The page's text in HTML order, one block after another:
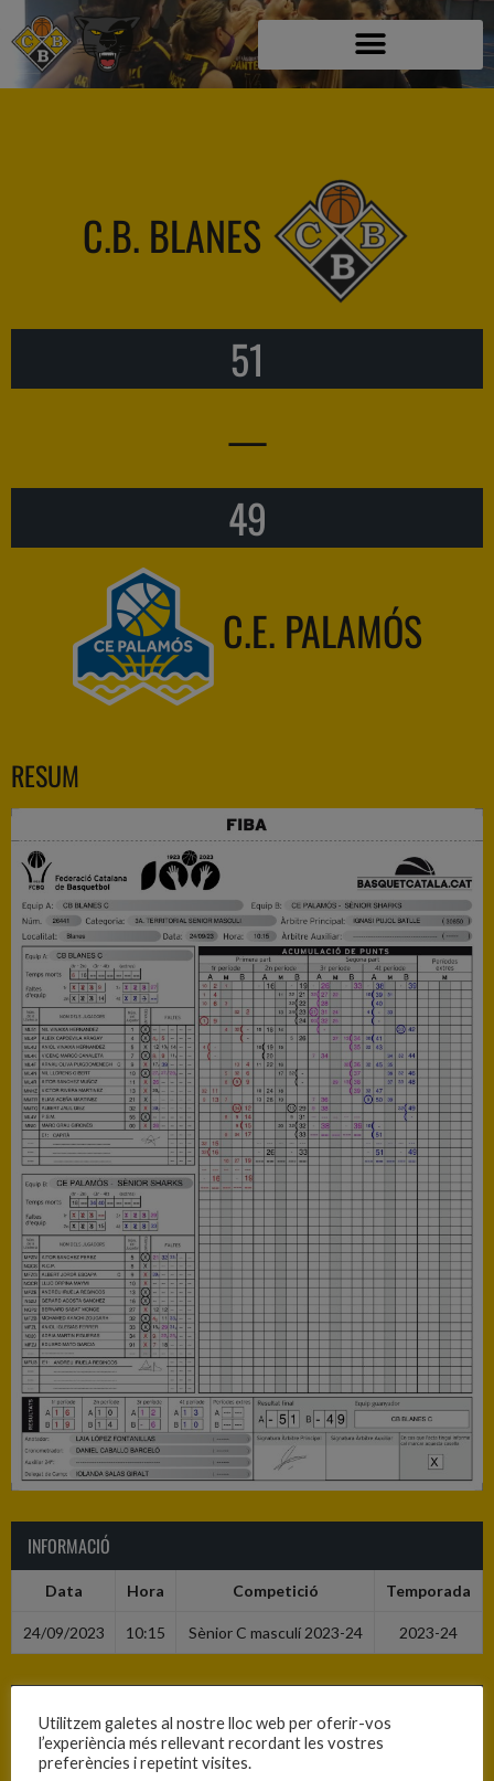
C.B. BLANES
51
—
49
C.E. PALAMÓS
RESUM
INFORMACIÓ
Data Hora Competició Temporada
24/09/2023 10:15 Sènior C masculí 2023-24 2023-24
Equip
Utilitzem galetes al nostre lloc web per oferir-vos
l’experiència més rellevant recordant les vostres
preferències i repetint visites.